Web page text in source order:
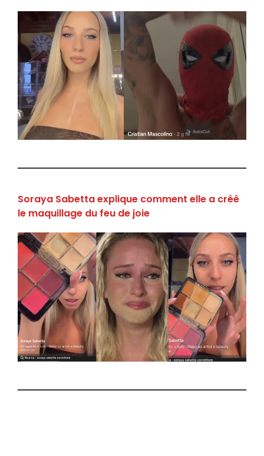
Soraya Sabetta explique comment elle a créé
le maquillage du feu de joie